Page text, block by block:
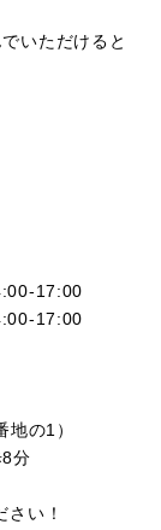
いただけると
17:00
17:00
の1）
分
い！